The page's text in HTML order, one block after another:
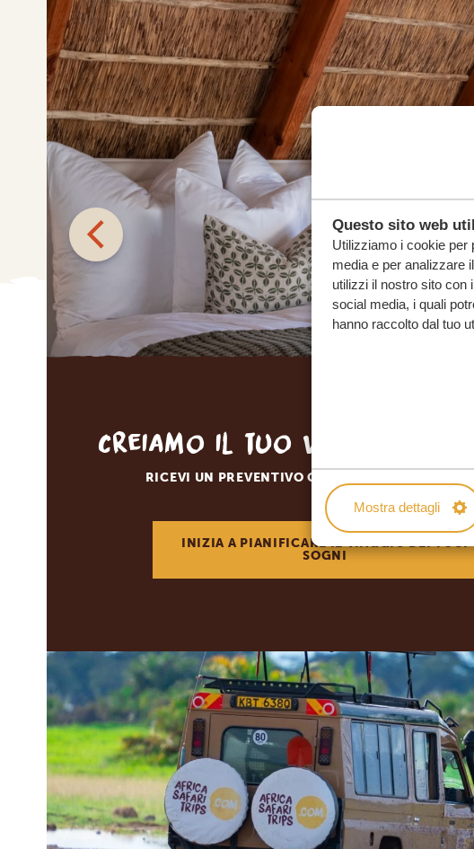
Questo sito web
Utilizziamo i cookie per
media e per analizzare
utilizzi il nostro sito con
social media, i quali
hanno raccolto dal tuo
Mostra dettagli
Creiamo il tuo viaggio su
RICEVI UN PREVENTIVO GRATUITO E SENZA
INIZIA A PIANIFICARE IL VIAGGIO DEI TUOI
SOGNI